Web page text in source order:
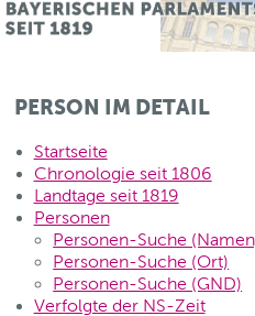
PERSON IM DETAIL
Startseite
Chronologie seit 1806
Landtage seit 1819
Personen
Personen-Suche
Personen-Suche (Ort)
Personen-Suche (GND)
Verfolgte der NS-Zeit